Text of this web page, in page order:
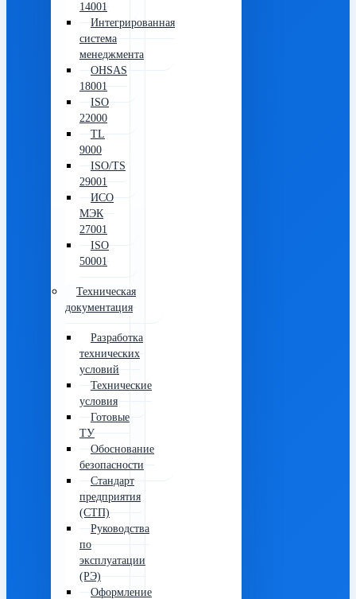
14001
Интегрированная
система
менеджмента
OHSAS
18001
ISO
22000
TL
9000
ISO/TS
29001
ИСО
МЭК
27001
ISO
50001
Техническая
документация
Разработка
технических
условий
Технические
условия
Готовые
ТУ
Обоснование
безопасности
Стандарт
предприятия
(СТП)
Руководства
по
эксплуатации
(РЭ)
Оформление